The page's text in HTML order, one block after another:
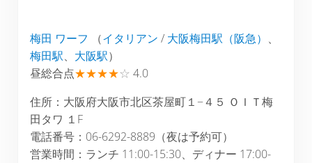
梅田 ワーフ （イタリアン / 大阪梅田駅（阪急） 、
梅田駅、 大阪駅）
昼総合点★★★★☆ 4.0
住所：大阪府大阪市北区茶屋町１−４５ ＯＩＴ梅
田タワ １F
電話番号：06-6292-8889（夜は予約可）
営業時間：ランチ 11:00-15:30、ディナー 17:00-